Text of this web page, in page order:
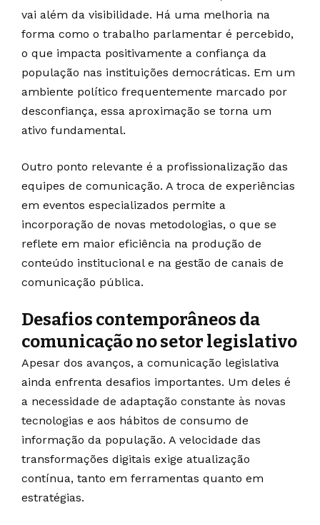
vai além da visibilidade. Há uma melhoria na
forma como o trabalho parlamentar é percebido,
o que impacta positivamente a confiança da
população nas instituições democráticas. Em um
ambiente político frequentemente marcado por
desconfiança, essa aproximação se torna um
ativo fundamental.
Outro ponto relevante é a profissionalização das
equipes de comunicação. A troca de experiências
em eventos especializados permite a
incorporação de novas metodologias, o que se
reflete em maior eficiência na produção de
conteúdo institucional e na gestão de canais de
comunicação pública.
Desafios contemporâneos da
comunicação no setor legislativo
Apesar dos avanços, a comunicação legislativa
ainda enfrenta desafios importantes. Um deles é
a necessidade de adaptação constante às novas
tecnologias e aos hábitos de consumo de
informação da população. A velocidade das
transformações digitais exige atualização
contínua, tanto em ferramentas quanto em
estratégias.